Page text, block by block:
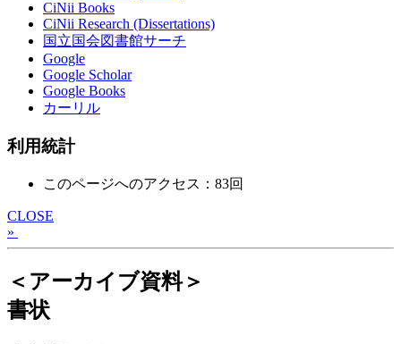
CiNii Books
CiNii Research (Dissertations)
国立国会図書館サーチ
Google
Google Scholar
Google Books
カーリル
利用統計
このページへのアクセス：83回
CLOSE
»
＜アーカイブ資料＞
書状